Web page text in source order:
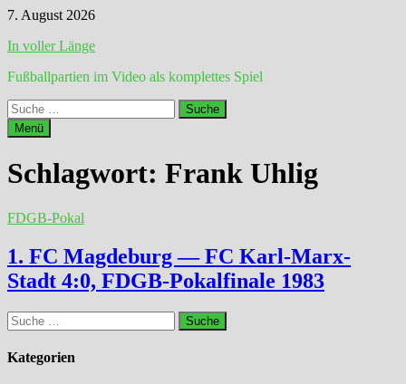
Zum
springen
7. August 2026
In voller Länge
Fußballpartien im Video als komplettes Spiel
Suche
nach:
Menü
Schlagwort: Frank Uhlig
FDGB-Pokal
1. FC Magdeburg — FC Karl-Marx-
Stadt 4:0, FDGB-Pokalfinale 1983
Suche
nach:
Kategorien